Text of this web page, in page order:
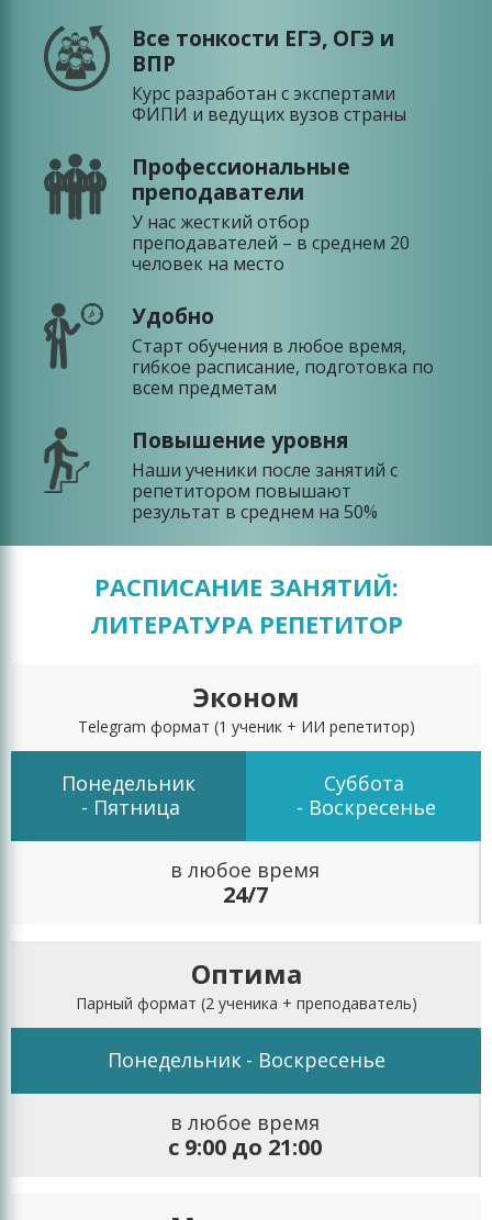
Все тонкости ЕГЭ, ОГЭ и
ВПР
Курс разработан с экспертами
ФИПИ и ведущих вузов страны
Профессиональные
преподаватели
У нас жесткий отбор
преподавателей – в среднем 20
человек на место
Удобно
Старт обучения в любое время,
гибкое расписание, подготовка по
всем предметам
Повышение уровня
Наши ученики после занятий с
репетитором повышают
результат в среднем на 50%
РАСПИСАНИЕ ЗАНЯТИЙ:
ЛИТЕРАТУРА РЕПЕТИТОР
Эконом
Telegram формат (1 ученик + ИИ репетитор)
Понедельник
- Пятница
Суббота
- Воскресенье
в любое время
24/7
Оптима
Парный формат (2 ученика + преподаватель)
Понедельник - Воскресенье
в любое время
с 9:00 до 21:00